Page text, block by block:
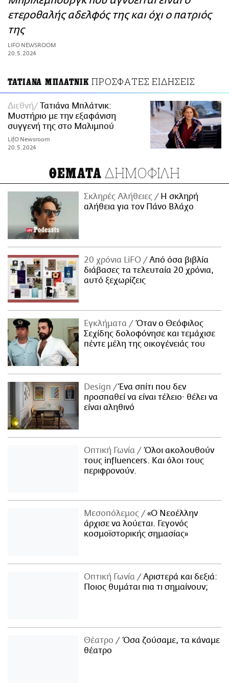
ΑΜΠΑ
PRINT
ετεροθαλής αδελφός της και όχι ο πατριός
της
LIFO NEWSROOM
20.5.2024
ΤΑΤΙΑΝΑ ΜΠΛΑΤΝΙΚ ΠΡΟΣΦΑΤΕΣ ΕΙΔΗΣΕΙΣ
Διεθνή
Τατιάνα Μπλάτνικ:
Μυστήριο με την εξαφάνιση
συγγενή της στο Μαλιμπού
LifO Newsroom
20.5.2024
ΘΕΜΑΤΑ ΔΗΜΟΦΙΛΗ
Σκληρές Αλήθειες
H σκληρή
αλήθεια για τον Πάνο Βλάχο
20 χρόνια LiFO
Από όσα βιβλία
διάβασες τα τελευταία 20 χρόνια,
αυτό ξεχωρίζεις
Εγκλήματα
Όταν ο Θεόφιλος
Σεχίδης δολοφόνησε και τεμάχισε
πέντε μέλη της οικογένειάς του
Design
Ένα σπίτι που δεν
προσπαθεί να είναι τέλειο· θέλει να
είναι αληθινό
Οπτική Γωνία
Όλοι ακολουθούν
τους influencers. Και όλοι τους
περιφρονούν.
Μεσοπόλεμος
«Ο Νεοέλλην
άρχισε να λούεται. Γεγονός
κοσμοϊστορικής σημασίας»
Οπτική Γωνία
Αριστερά και δεξιά:
Ποιος θυμάται πια τι σημαίνουν;
Θέατρο
Όσα ζούσαμε, τα κάναμε
θέατρο